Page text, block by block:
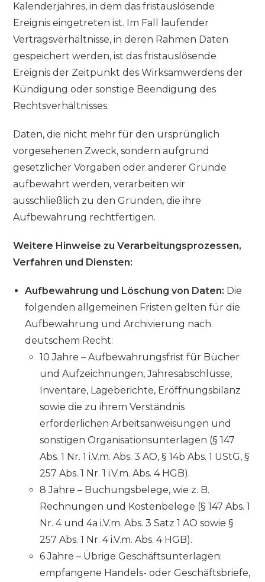
Kalenderjahres, in dem das fristauslösende
Ereignis eingetreten ist. Im Fall laufender
Vertragsverhältnisse, in deren Rahmen Daten
gespeichert werden, ist das fristauslösende
Ereignis der Zeitpunkt des Wirksamwerdens der
Kündigung oder sonstige Beendigung des
Rechtsverhältnisses.
Daten, die nicht mehr für den ursprünglich
vorgesehenen Zweck, sondern aufgrund
gesetzlicher Vorgaben oder anderer Gründe
aufbewahrt werden, verarbeiten wir
ausschließlich zu den Gründen, die ihre
Aufbewahrung rechtfertigen.
Weitere Hinweise zu Verarbeitungsprozessen,
Verfahren und Diensten:
Aufbewahrung und Löschung von Daten: Die
folgenden allgemeinen Fristen gelten für die
Aufbewahrung und Archivierung nach
deutschem Recht:
10 Jahre – Aufbewahrungsfrist für Bücher
und Aufzeichnungen, Jahresabschlüsse,
Inventare, Lageberichte, Eröffnungsbilanz
sowie die zu ihrem Verständnis
erforderlichen Arbeitsanweisungen und
sonstigen Organisationsunterlagen (§ 147
Abs. 1 Nr. 1 i.V.m. Abs. 3 AO, § 14b Abs. 1 UStG, §
257 Abs. 1 Nr. 1 i.V.m. Abs. 4 HGB).
8 Jahre – Buchungsbelege, wie z. B.
Rechnungen und Kostenbelege (§ 147 Abs. 1
Nr. 4 und 4a i.V.m. Abs. 3 Satz 1 AO sowie §
257 Abs. 1 Nr. 4 i.V.m. Abs. 4 HGB).
6 Jahre – Übrige Geschäftsunterlagen:
empfangene Handels- oder Geschäftsbriefe,